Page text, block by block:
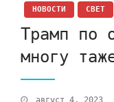
НОВОСТИ СВЕТ
Трамп по
многу
август 4, 2023